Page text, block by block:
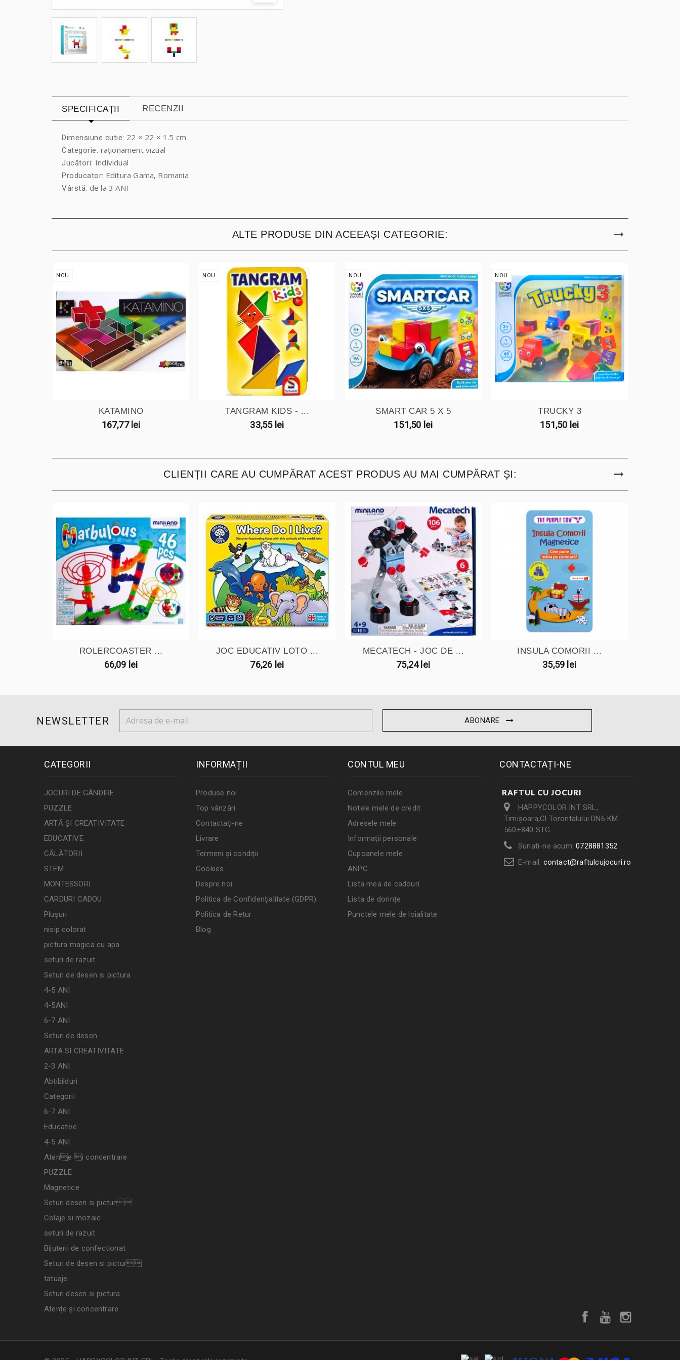
SPECIFICAȚII RECENZII
Dimensiune cutie: 22 × 22 × 1.5 cm
Categorie: raționament vizual
Jucători: Individual
Producator: Editura Gama, Romania
Vârstă: de la 3 ANI
ALTE PRODUSE DIN ACEEAȘI CATEGORIE:
NOU
KATAMINO
167,77 lei
NOU
TANGRAM KIDS - ...
33,55 lei
NOU
SMART CAR 5 X 5
151,50 lei
NOU
TRUCKY 3
151,50 lei
CLIENȚII CARE AU CUMPĂRAT ACEST PRODUS AU MAI CUMPĂRAT ȘI:
ROLERCOASTER ...
66,09 lei
JOC EDUCATIV LOTO ...
76,26 lei
MECATECH - JOC DE ...
75,24 lei
INSULA COMORII ...
35,59 lei
NEWSLETTER ABONARE
CATEGORII
JOCURI DE GÂNDIRE
PUZZLE
ARTĂ ȘI CREATIVITATE
EDUCATIVE
CĂLĂTORII
STEM
MONTESSORI
CARDURI CADOU
Plușuri
nisip colorat
pictura magica cu apa
seturi de razuit
Seturi de desen si pictura
4-5 ANI
4-5ANI
6-7 ANI
Seturi de desen
ARTA SI CREATIVITATE
2-3 ANI
Abtibilduri
Categorii
6-7 ANI
Educative
4-5 ANI
Atene i concentrare
PUZZLE
Magnetice
Seturi desen si pictur
Colaje si mozaic
seturi de razuit
Bijuterii de confectionat
Seturi de desen si pictur
tatuaje
Seturi desen si pictura
Atențe și concentrare
INFORMAȚII
Produse noi
Top vânzări
Contactați-ne
Livrare
Termeni și condiții
Cookies
Despre noi
Politica de Confidențialitate (GDPR)
Politica de Retur
Blog
CONTUL MEU
Comenzile mele
Notele mele de credit
Adresele mele
Informaţii personale
Cupoanele mele
ANPC
Lista mea de cadouri
Lista de dorințe
Punctele mele de loialitate
CONTACTAȚI-NE
RAFTUL CU JOCURI
HAPPYCOLOR INT SRL,
Timișoara,Cl Torontalului DN6 KM
560+840 STG
Sunati-ne acum:0728881352
E-mail: contact@raftulcujocuri.ro